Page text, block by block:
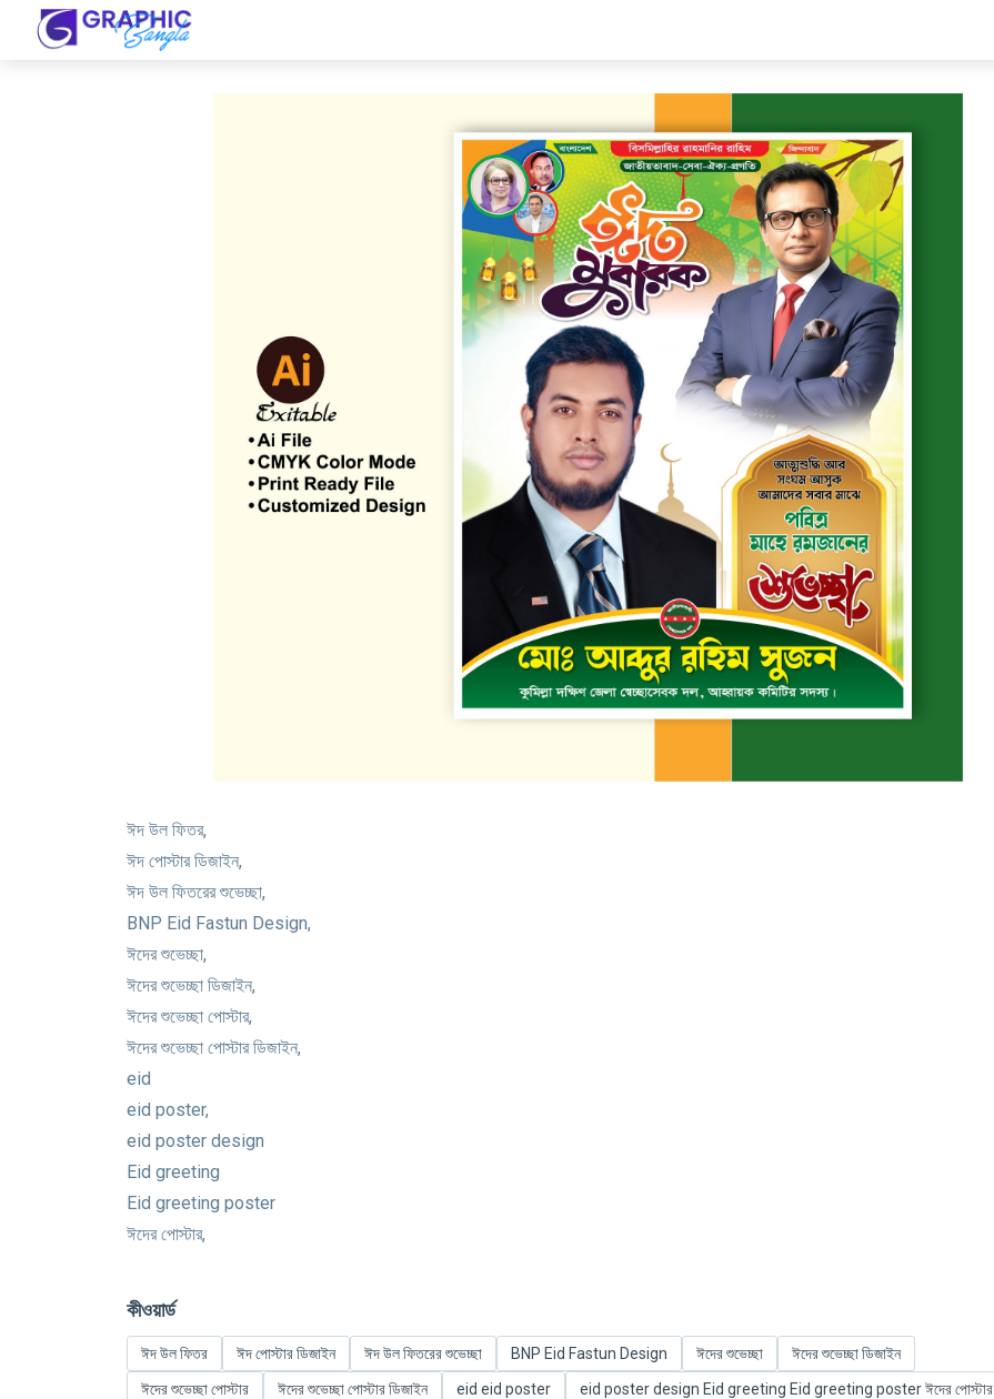
ঈদ উল ফিতর,
ঈদ পোস্টার ডিজাইন,
ঈদ উল ফিতরের শুভেচ্ছা,
BNP Eid Fastun Design,
ঈদের শুভেচ্ছা,
ঈদের শুভেচ্ছা ডিজাইন,
ঈদের শুভেচ্ছা পোস্টার,
ঈদের শুভেচ্ছা পোস্টার ডিজাইন,
eid
eid poster,
eid poster design
Eid greeting
Eid greeting poster
ঈদের পোস্টার,
কীওয়ার্ড
ঈদ উল ফিতর ঈদ পোস্টার ডিজাইন ঈদ উল ফিতরের শুভেচ্ছা BNP Eid Fastun Design ঈদের শুভেচ্ছা
ঈদের শুভেচ্ছা ডিজাইন
ঈদের শুভেচ্ছা পোস্টার
ঈদের শুভেচ্ছা পোস্টার ডিজাইন eid eid poster eid poster design Eid greeting Eid greeting poster ঈদের পোস্টার